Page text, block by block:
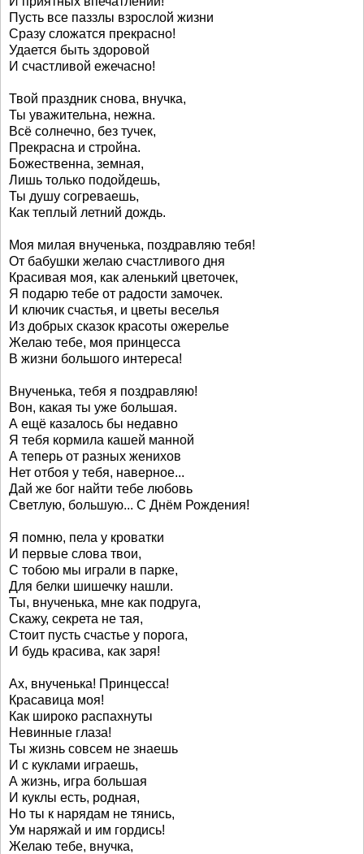
Пусть все паззлы взрослой жизни
Сразу сложатся прекрасно!
Удается быть здоровой
И счастливой ежечасно!
Твой праздник снова, внучка,
Ты уважительна, нежна.
Всё солнечно, без тучек,
Прекрасна и стройна.
Божественна, земная,
Лишь только подойдешь,
Ты душу согреваешь,
Как теплый летний дождь.
Моя милая внученька, поздравляю тебя!
От бабушки желаю счастливого дня
Красивая моя, как аленький цветочек,
Я подарю тебе от радости замочек.
И ключик счастья, и цветы веселья
Из добрых сказок красоты ожерелье
Желаю тебе, моя принцесса
В жизни большого интереса!
Внученька, тебя я поздравляю!
Вон, какая ты уже большая.
А ещё казалось бы недавно
Я тебя кормила кашей манной
А теперь от разных женихов
Нет отбоя у тебя, наверное...
Дай же бог найти тебе любовь
Светлую, большую... С Днём Рождения!
Я помню, пела у кроватки
И первые слова твои,
С тобою мы играли в парке,
Для белки шишечку нашли.
Ты, внученька, мне как подруга,
Скажу, секрета не тая,
Стоит пусть счастье у порога,
И будь красива, как заря!
Ах, внученька! Принцесса!
Красавица моя!
Как широко распахнуты
Невинные глаза!
Ты жизнь совсем не знаешь
И с куклами играешь,
А жизнь, игра большая
И куклы есть, родная,
Но ты к нарядам не тянись,
Ум наряжай и им гордись!
Желаю тебе, внучка,